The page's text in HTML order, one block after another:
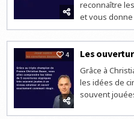
reconnaître
et vous donne
4 Les
Grâce à
les idées de
souvent